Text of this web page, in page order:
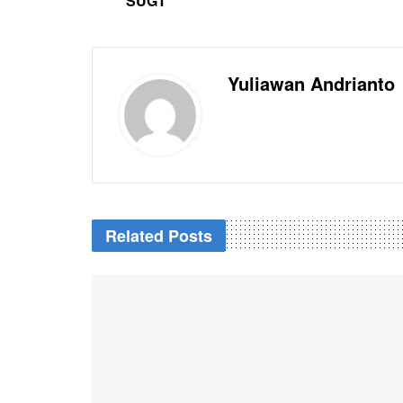
Yuliawan Andrianto
Related Posts